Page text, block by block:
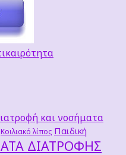
και νοσήματα
Κοιλιακό λίπος Παιδική
ΔΙΑΤΡΟΦΗΣ